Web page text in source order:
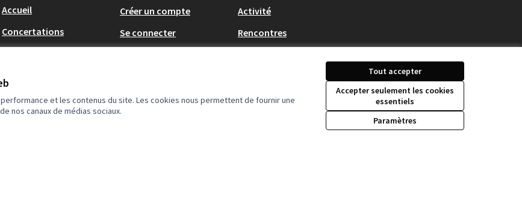
et les contenus du site. Les cookies nous permettent de fournir une
nos canaux de médias sociaux.
Tout accepter
Accepter seulement les cookies
essentiels
Paramètres
Accueil
Concertations
Communes du Grand
Nancy
Créer un compte
Se connecter
Activité
Rencontres